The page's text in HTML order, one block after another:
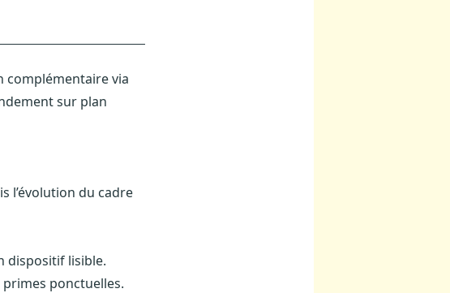
complémentaire via
sur plan
l’évolution du cadre
dispositif lisible.
ponctuelles.